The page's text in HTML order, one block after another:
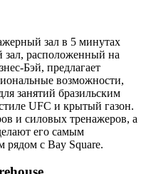
зал в 5 минутах
зал, расположенный на
Бэй, предлагает
возможности,
занятий бразильским
UFC и крытый газон.
и силовых тренажеров, а
его самым
с Bay Square.